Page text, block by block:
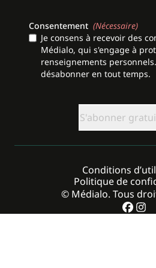
Consentement (Nécessaire)
Je consens à recevoir des
Médialo, qui s'engage à
renseignements
désabonner en tout temps.
© Médialo. Tous
Conditions
Politique de